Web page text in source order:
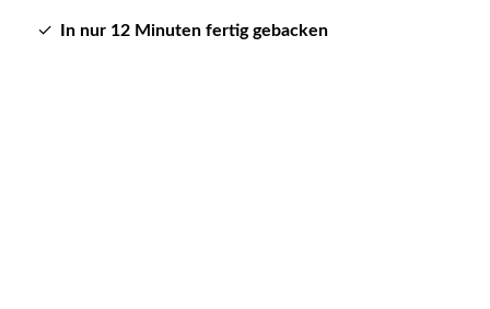
In nur 12 Minuten fertig gebacken